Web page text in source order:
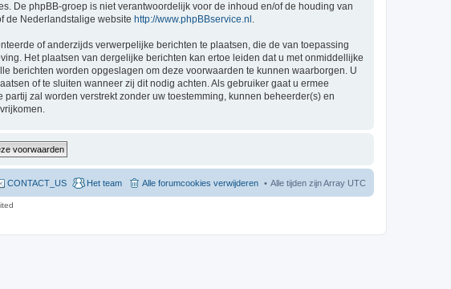
De phpBB-groep is niet verantwoordelijk voor de inhoud en/of de houding van
de Nederlandstalige website http://www.phpBBservice.nl .
of anderzijds verwerpelijke berichten te plaatsen, die de van toepassing
Het plaatsen van dergelijke berichten kan ertoe leiden dat u met onmiddellijke
berichten worden opgeslagen om deze voorwaarden te kunnen waarborgen. U
of te sluiten wanneer zij dit nodig achten. Als gebruiker gaat u ermee
zal worden verstrekt zonder uw toestemming, kunnen beheerder(s) en
Alle tijden zijn Array UTC
Alle forumcookies verwijderen
Het team
CONTACT_US